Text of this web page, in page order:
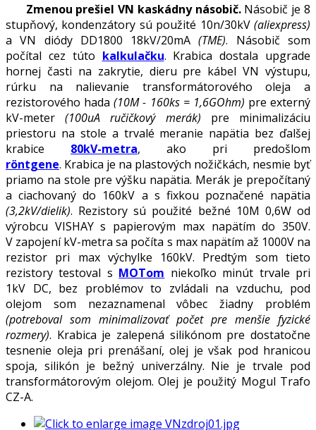
Zmenou prešiel VN kaskádny násobič.Násobič je 8
stupňový, kondenzátory sú použité 10n/30kV (aliexpress)
a VN diódy DD1800 18kV/20mA(TME). Násobič som
počítal cez túto kalkulačku. Krabica dostala upgrade
hornej časti na zakrytie, dieru pre kábel VN výstupu,
rúrku na nalievanie transformátorového oleja a
rezistorového hada(10M - 160ks = 1,6GOhm) pre externý
kV-meter(100uA ručičkový merák) pre minimalizáciu
priestoru na stole a trvalé meranie napätia bez ďalšej
krabice 80kV-metra, ako pri predošlom
röntgene. Krabica je na plastových nožičkách, nesmie byť
priamo na stole pre výšku napätia. Merák je prepočítaný
a ciachovaný do 160kV a s fixkou poznačené napätia
(3,2kV/dielik). Rezistory sú použité bežné 10M 0,6W od
výrobcu VISHAY s papierovým max napätím do 350V.
V zapojení kV-metra sa počíta s max napätím až 1000V na
rezistor pri max výchylke 160kV. Predtým som tieto
rezistory testoval s MOTom niekoľko minút trvale pri
1kV DC, bez problémov to zvládali na vzduchu, pod
olejom som nezaznamenal vôbec žiadny problém
(potreboval som minimalizovať počet pre menšie fyzické
rozmery). Krabica je zalepená silikónom pre dostatočne
tesnenie oleja pri prenášaní, olej je však pod hranicou
spoja, silikón je bežný univerzálny. Nie je trvale pod
transformátorovým olejom. Olej je použitý Mogul Trafo
CZ-A.